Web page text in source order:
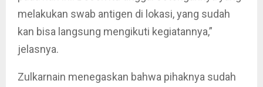
melakukan swab antigen di lokasi, yang sudah
kan bisa langsung mengikuti kegiatannya,”
jelasnya.
Zulkarnain menegaskan bahwa pihaknya sudah